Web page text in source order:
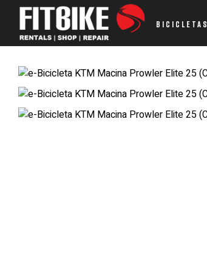
BICICLETAS
Home Page Bicicletas Eléctricas